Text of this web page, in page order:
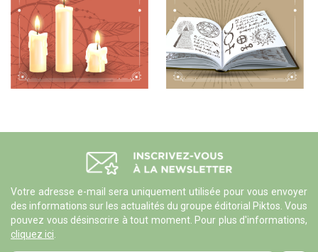
Votre adresse e-mail sera uniquement utilisée pour vous envoyer
des informations sur les actualités du groupe éditorial Piktos. Vous
pouvez vous désinscrire à tout moment. Pour plus d'informations,
cliquez ici